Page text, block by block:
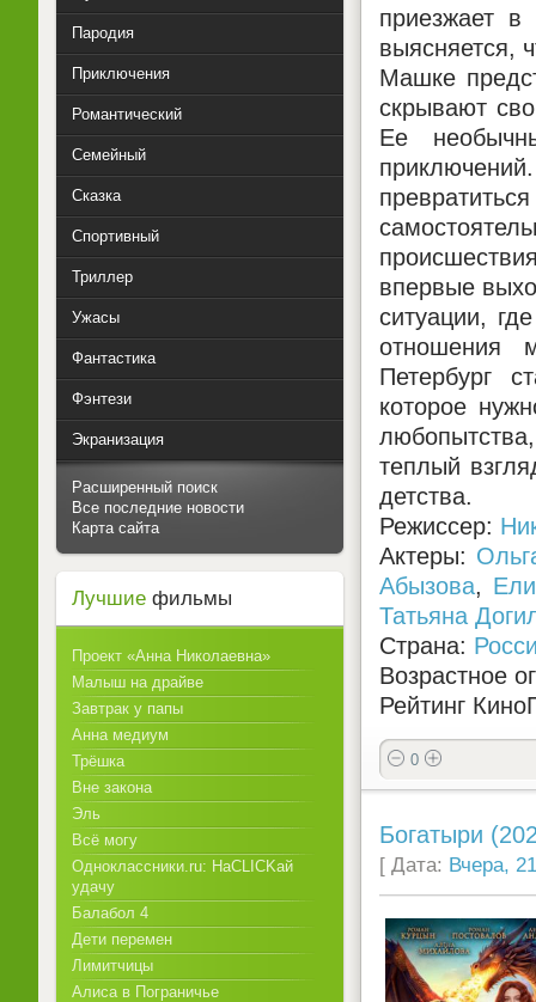
приезжает в
выясняется,
Машке
скрывают
Ее
впервые
ситуации,
отношения
Петербург
которое
теплый
детства.
Режиссер:
Актеры:
Абызова,
Татьяна
Страна:
Возрастное
Рейтинг
0
Богатыри
[ Дата: Вчера,
Пародия
Приключения
Романтический
Семейный
Сказка
Спортивный
Триллер
Ужасы
Фантастика
Фэнтези
Экранизация
Расширенный поиск
Все последние новости
Карта сайта
Лучшие фильмы
Проект «Анна Николаевна»
Малыш на драйве
Завтрак у папы
Анна медиум
Трёшка
Вне закона
Эль
Всё могу
Одноклассники.ru: НаCLICKай
удачу
Балабол 4
Дети перемен
Лимитчицы
Алиса в Пограничье